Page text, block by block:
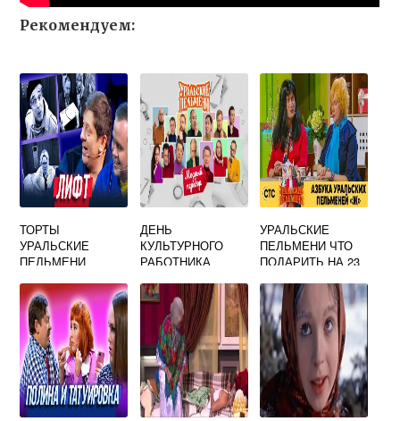
Рекомендуем:
ТОРТЫ
УРАЛЬСКИЕ
ПЕЛЬМЕНИ
ДЕНЬ
КУЛЬТУРНОГО
РАБОТНИКА
ПЕЛЬМЕНИ
УРАЛЬСКИЕ
ПЕЛЬМЕНИ ЧТО
ПОДАРИТЬ НА 23
ИВАНОВО